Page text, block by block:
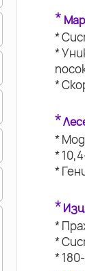
*
*
*
*
*
*
*
*
*
*
*
*